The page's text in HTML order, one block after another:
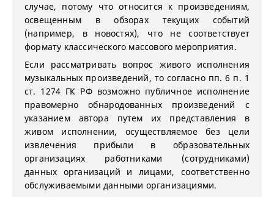
случае, потому что относится к произведениям,
освещенным в обзорах текущих событий
(например, в новостях), что не соответствует
формату классического массового мероприятия.
Если рассматривать вопрос живого исполнения
музыкальных произведений, то согласно пп. 6 п. 1
ст. 1274 ГК РФ возможно публичное исполнение
правомерно обнародованных произведений с
указанием автора путем их представления в
живом исполнении, осуществляемое без цели
извлечения прибыли в образовательных
организациях работниками (сотрудниками)
данных организаций и лицами, соответственно
обслуживаемыми данными организациями.